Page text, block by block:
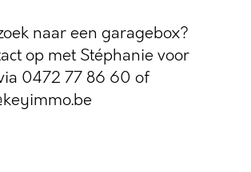
naar een garagebox?
op met Stéphanie voor
0472 77 86 60 of